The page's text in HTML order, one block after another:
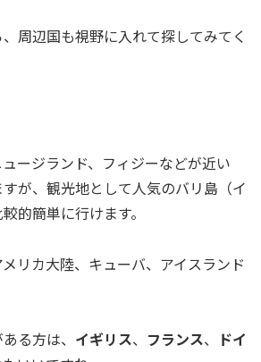
周辺国も視野に入れて探してみてく
ージランド、フィジーなどが近い
が、観光地として人気のバリ島（イ
的簡単に行けます。
リカ大陸、キューバ、アイスランド
る方は、 イギリス、 フランス、 ドイ